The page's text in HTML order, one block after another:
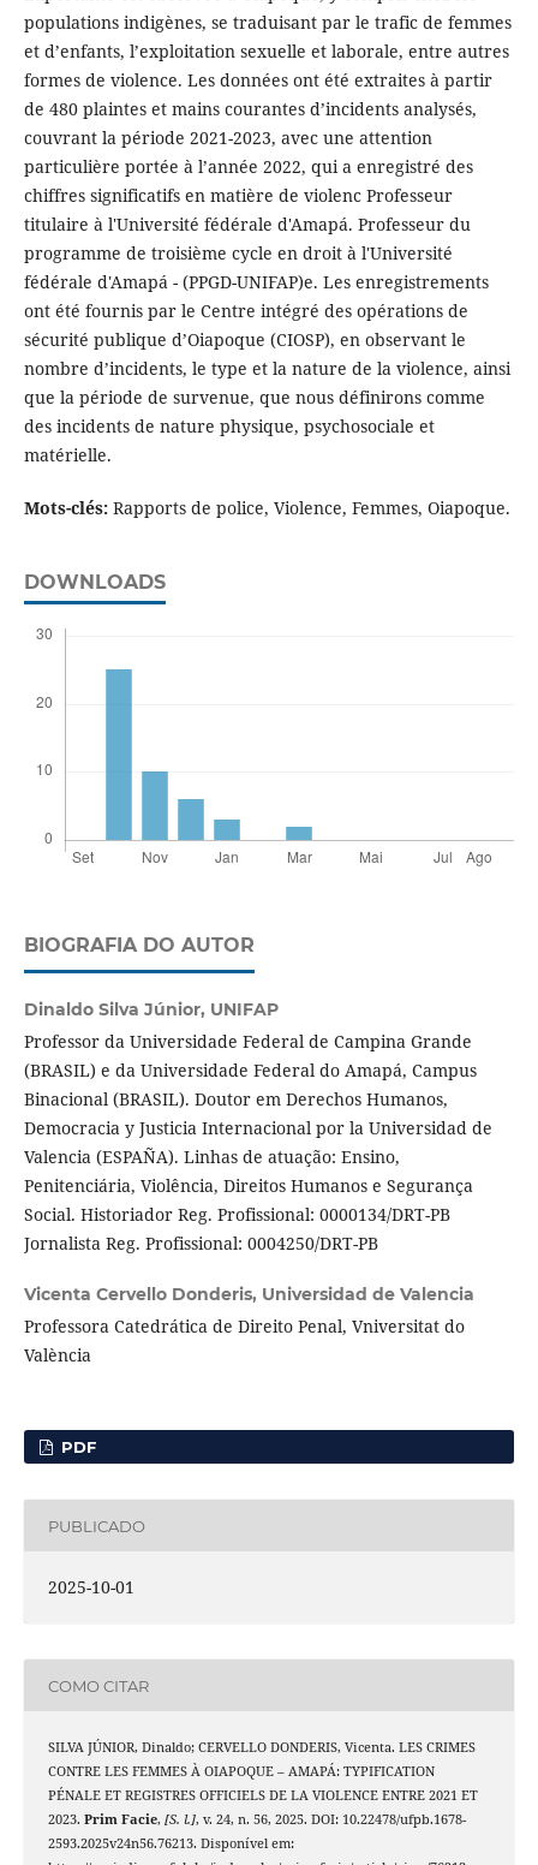
populations indigènes, se traduisant par le trafic de femmes
et d’enfants, l’exploitation sexuelle et laborale, entre autres
formes de violence. Les données ont été extraites à partir
de 480 plaintes et mains courantes d’incidents analysés,
couvrant la période 2021-2023, avec une attention
particulière portée à l’année 2022, qui a enregistré des
chiffres significatifs en matière de violenc Professeur
titulaire à l'Université fédérale d'Amapá. Professeur du
programme de troisième cycle en droit à l'Université
fédérale d'Amapá - (PPGD-UNIFAP)e. Les enregistrements
ont été fournis par le Centre intégré des opérations de
sécurité publique d’Oiapoque (CIOSP), en observant le
nombre d’incidents, le type et la nature de la violence, ainsi
que la période de survenue, que nous définirons comme
des incidents de nature physique, psychosociale et
matérielle.
Mots-clés: Rapports de police, Violence, Femmes, Oiapoque.
DOWNLOADS
BIOGRAFIA DO AUTOR
Dinaldo Silva Júnior, UNIFAP
Professor da Universidade Federal de Campina Grande
(BRASIL) e da Universidade Federal do Amapá, Campus
Binacional (BRASIL). Doutor em Derechos Humanos,
Democracia y Justicia Internacional por la Universidad de
Valencia (ESPAÑA). Linhas de atuação: Ensino,
Penitenciária, Violência, Direitos Humanos e Segurança
Social. Historiador Reg. Profissional: 0000134/DRT-PB
Jornalista Reg. Profissional: 0004250/DRT-PB
Vicenta Cervello Donderis, Universidad de Valencia
Professora Catedrática de Direito Penal, Vniversitat do
València
PDF
PUBLICADO
2025-10-01
COMO CITAR
SILVA JÚNIOR, Dinaldo; CERVELLO DONDERIS, Vicenta. LES CRIMES
CONTRE LES FEMMES À OIAPOQUE – AMAPÁ: TYPIFICATION
PÉNALE ET REGISTRES OFFICIELS DE LA VIOLENCE ENTRE 2021 ET
2023. Prim Facie, [S. l.], v. 24, n. 56, 2025. DOI: 10.22478/ufpb.1678-
2593.2025v24n56.76213. Disponível em: